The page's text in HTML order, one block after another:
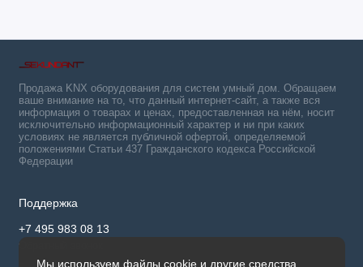
Мы используем файлы cookie и другие средства
Продажа KNX оборудования для систем умный дом. Обращаем
ваше внимание на то, что данный интернет-сайт, а также вся
информация о товарах и ценах, предоставленная на нём, носит
исключительно информационный характер и ни при каких
условиях не является публичной офертой, определяемой
положениями Статьи 437 Гражданского кодекса Российской
Федерации
Поддержка
+7 495 983 08 13
Обратный звонок